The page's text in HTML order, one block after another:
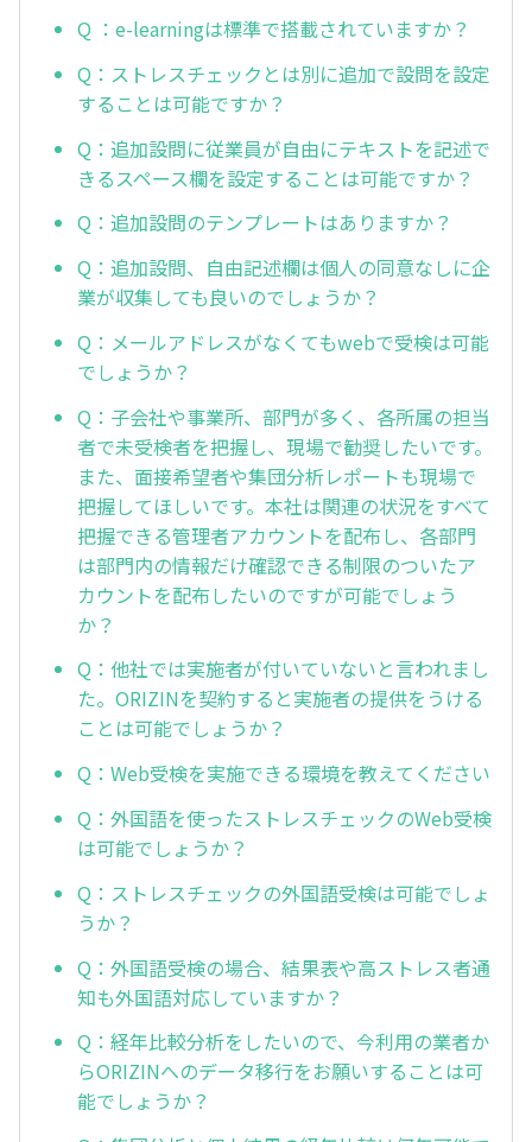
Q ：e-learningは標準で搭載されていますか？
Q：ストレスチェックとは別に追加で設問を設定
することは可能ですか？
Q：追加設問に従業員が自由にテキストを記述で
きるスペース欄を設定することは可能ですか？
Q：追加設問のテンプレートはありますか？
Q：追加設問、自由記述欄は個人の同意なしに企
業が収集しても良いのでしょうか？
Q：メールアドレスがなくてもwebで受検は可能
でしょうか？
Q：子会社や事業所、部門が多く、各所属の担当
者で未受検者を把握し、現場で勧奨したいです。
また、面接希望者や集団分析レポートも現場で
把握してほしいです。本社は関連の状況をすべて
把握できる管理者アカウントを配布し、各部門
は部門内の情報だけ確認できる制限のついたア
カウントを配布したいのですが可能でしょう
か？
Q：他社では実施者が付いていないと言われまし
た。ORIZINを契約すると実施者の提供をうける
ことは可能でしょうか？
Q：Web受検を実施できる環境を教えてください
Q：外国語を使ったストレスチェックのWeb受検
は可能でしょうか？
Q：ストレスチェックの外国語受検は可能でしょ
うか？
Q：外国語受検の場合、結果表や高ストレス者通
知も外国語対応していますか？
Q：経年比較分析をしたいので、今利用の業者か
らORIZINへのデータ移行をお願いすることは可
能でしょうか？